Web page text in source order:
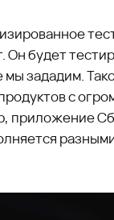
Он будет
зададим.
с
приложение